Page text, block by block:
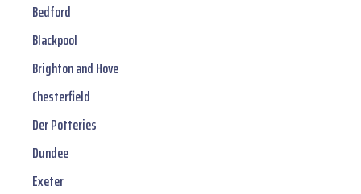
Bedford
Blackpool
Brighton and Hove
Chesterfield
Der Potteries
Dundee
Exeter